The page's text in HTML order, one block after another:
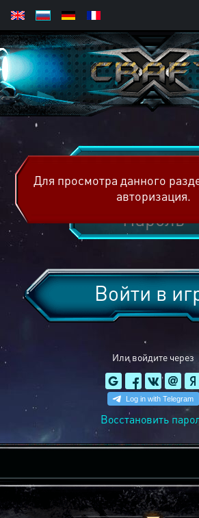
Или войдите через
Войти в
Восстановить
Для просмотра данного
авторизация.